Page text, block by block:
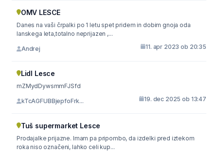
OMV LESCE
Danes na vaši črpalki po 1 letu spet pridem in dobim gnoja oda
lanskega leta,totalno neprijazen ,...
Andrej 11. apr 2023 ob 20:35
Lidl Lesce
mZMydDywsmmFJSfd
kTcAGFUBBjepfoFrk... 19. dec 2025 ob 13:47
Tuš supermarket Lesce
Prodajalke prijazne. Imam pa pripombo, da izdelki pred iztekom
roka niso označeni, lahko celi kup...